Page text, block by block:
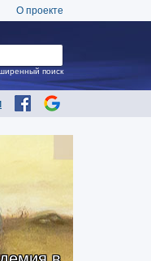
О проекте
поиск